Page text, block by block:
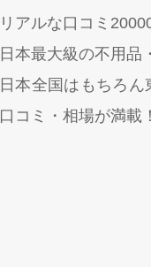
リアルな口コミ
日本最大級の不用品
日本全国はもちろ
口コミ・相場が満載！